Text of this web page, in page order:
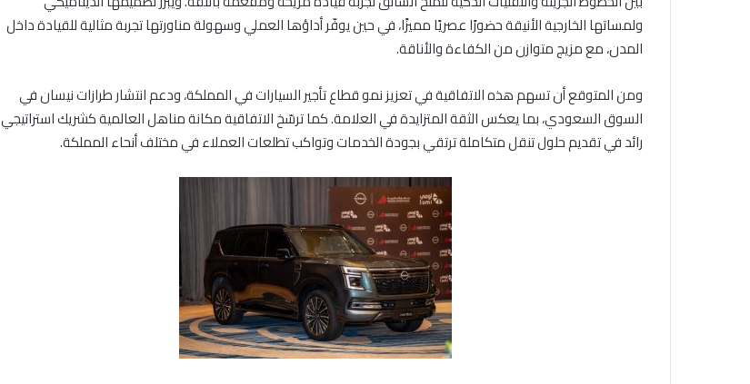
ولمساتها الخارجية الأنيقة حضورًا عصريًا مميزًا، في حين يوفّر أداؤها العملي وسهولة مناورتها تجربة مثالية للقيادة داخل
المدن، مع مزيج متوازن من الكفاءة والأناقة.
ومن المتوقع أن تسهم هذه الاتفاقية في تعزيز نمو قطاع تأجير السيارات في المملكة، ودعم انتشار طرازات نيسان في
السوق السعودي، بما يعكس الثقة المتزايدة في العلامة. كما ترسّخ الاتفاقية مكانة مناهل العالمية كشريك استراتيجي
رائد في تقديم حلول تنقل متكاملة ترتقي بجودة الخدمات وتواكب تطلعات العملاء في مختلف أنحاء المملكة.